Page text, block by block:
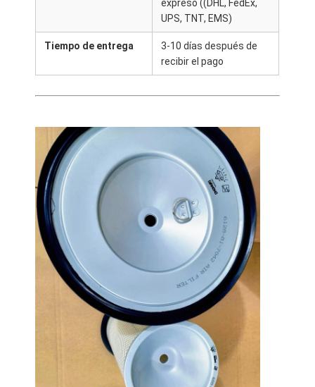
expreso ((DHL, FedEx,
UPS, TNT, EMS)
Tiempo de entrega
3-10 días después de
recibir el pago